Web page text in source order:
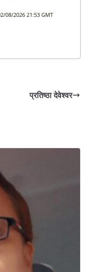
08/2026 21:53 GMT
प्रतिष्ठा देवेश्वर